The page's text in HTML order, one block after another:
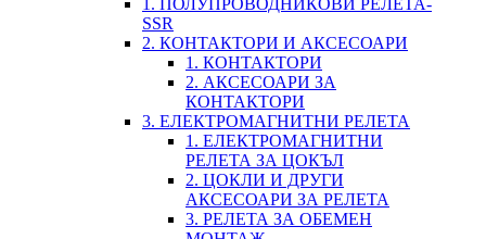
SSR
2. КОНТАКТОРИ И АКСЕСОАРИ
1. КОНТАКТОРИ
2. АКСЕСОАРИ ЗА
КОНТАКТОРИ
3. ЕЛЕКТРОМАГНИТНИ РЕЛЕТА
1. ЕЛЕКТРОМАГНИТНИ
РЕЛЕТА ЗА ЦОКЪЛ
2. ЦОКЛИ И ДРУГИ
АКСЕСОАРИ ЗА РЕЛЕТА
3. РЕЛЕТА ЗА ОБЕМЕН